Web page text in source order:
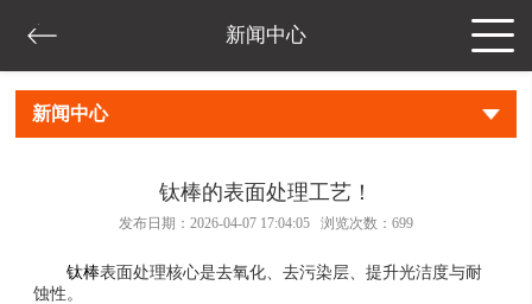
新闻中心
新闻中心
钛棒的表面处理工艺！
发布日期：2026-04-07 17:04:05 浏览次数： 699
钛棒表面处理核心是去氧化、去污染层、提升光洁度与耐
蚀性。